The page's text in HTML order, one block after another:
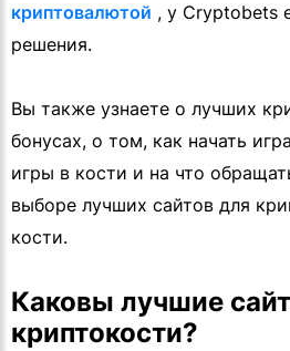
криптовалютой , у Cryptobets
решения.
Вы также узнаете о лучших
бонусах, о том, как начать
игры в кости и на что
выборе лучших сайтов для
кости.
Каковы лучшие
криптокости?